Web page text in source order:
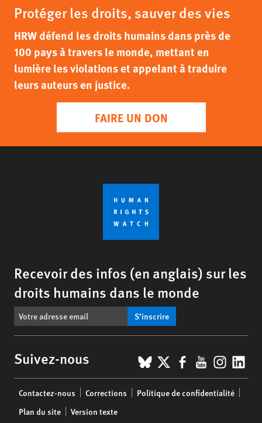
Protéger les droits, sauver des vies
HRW défend les droits humains dans près de
100 pays à travers le monde, mettant en
lumière les violations et appelant à traduire
leurs auteurs en justice.
FAIRE UN DON
Recevoir des infos (en anglais) sur les
droits humains dans le monde
S’inscrire
Suivez-nous BlueSky
X Facebook
YouTube
menu
Contactez-nous Corrections
Politique de confidentialité
Plan du site
Version texte